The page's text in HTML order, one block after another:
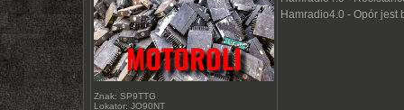
Znak: SP9TTG
Lokator: JO90NT
Hamradio4.0 - Opór jest